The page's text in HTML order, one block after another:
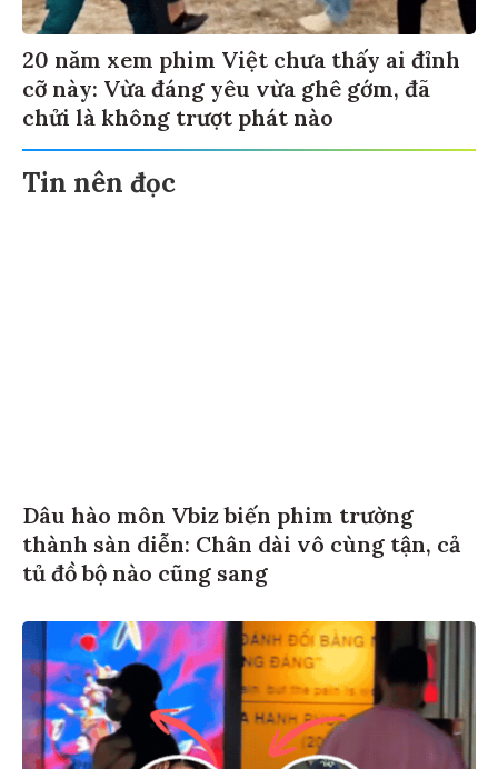
20 năm xem phim Việt chưa thấy ai đỉnh
cỡ này: Vừa đáng yêu vừa ghê gớm, đã
chửi là không trượt phát nào
Tin nên đọc
Dâu hào môn Vbiz biến phim trường
thành sàn diễn: Chân dài vô cùng tận, cả
tủ đồ bộ nào cũng sang